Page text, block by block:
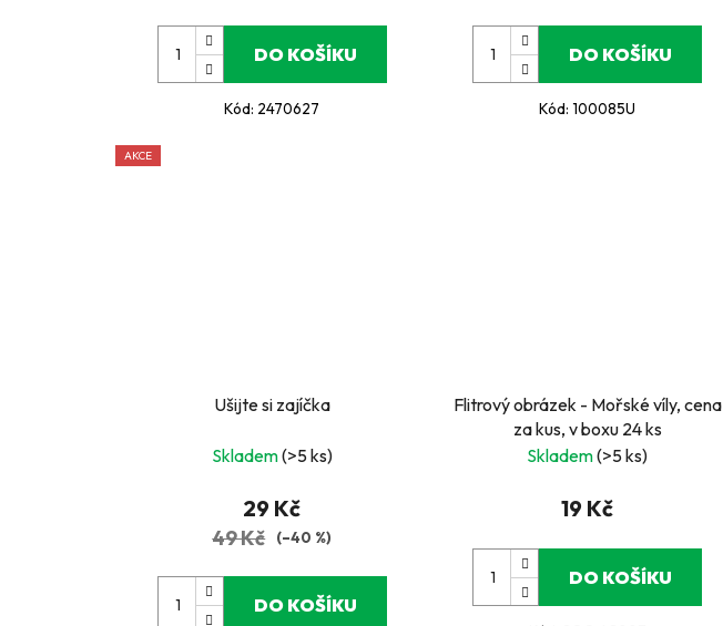
DO KOŠÍKU
Kód: 2470627
DO KOŠÍKU
Kód:100085U
AKCE
Ušijte si zajíčka
Skladem(>5 ks)
29 Kč
49 Kč (–40 %)
DO KOŠÍKU
Flitrový obrázek - Mořské víly, cena
za kus, v boxu 24 ks
Skladem(>5 ks)
19 Kč
DO KOŠÍKU